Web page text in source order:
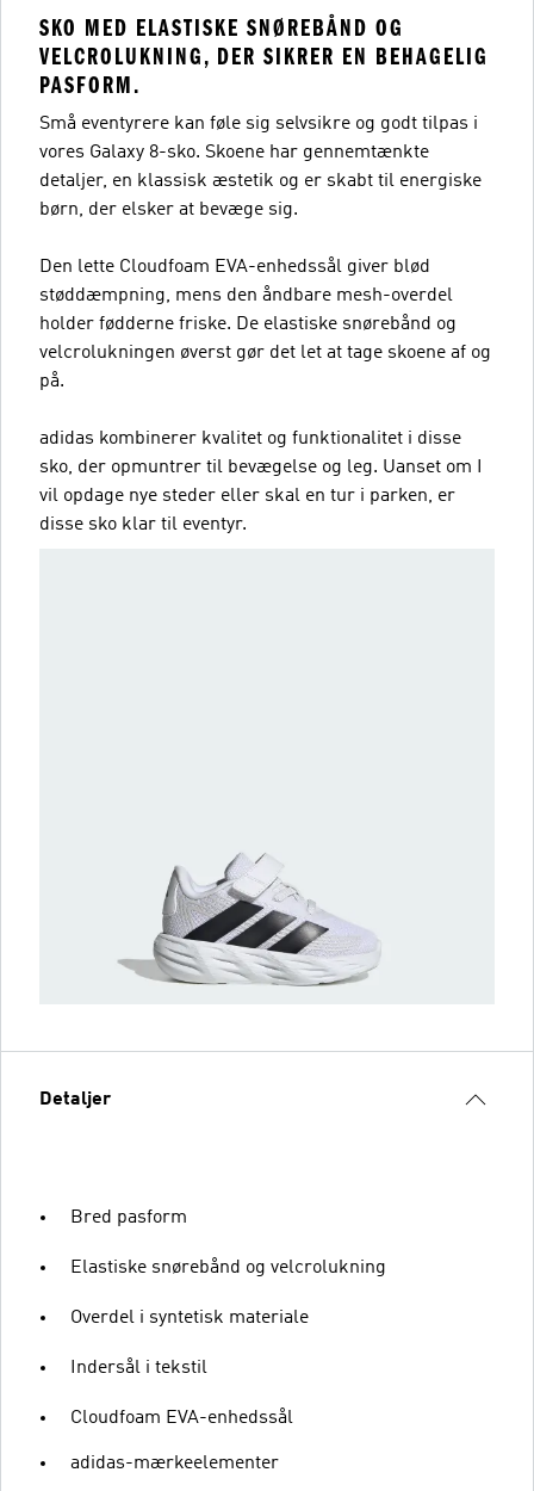
SKO MED ELASTISKE SNØREBÅND OG
VELCROLUKNING, DER SIKRER EN BEHAGELIG
PASFORM.
Små eventyrere kan føle sig selvsikre og godt tilpas i
vores Galaxy 8-sko. Skoene har gennemtænkte
detaljer, en klassisk æstetik og er skabt til energiske
børn, der elsker at bevæge sig.
Den lette Cloudfoam EVA-enhedssål giver blød
støddæmpning, mens den åndbare mesh-overdel
holder fødderne friske. De elastiske snørebånd og
velcrolukningen øverst gør det let at tage skoene af ​​og
på.
adidas kombinerer kvalitet og funktionalitet i disse
sko, der opmuntrer til bevægelse og leg. Uanset om I
vil opdage nye steder eller skal en tur i parken, er
disse sko klar til eventyr.
Detaljer
Bred pasform
Elastiske snørebånd og velcrolukning
Overdel i syntetisk materiale
Indersål i tekstil
Cloudfoam EVA-enhedssål
adidas-mærkeelementer